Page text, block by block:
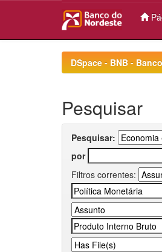
DSpace - BNB -
Pesquisar
Pesquisar:
por
Filtros correntes: